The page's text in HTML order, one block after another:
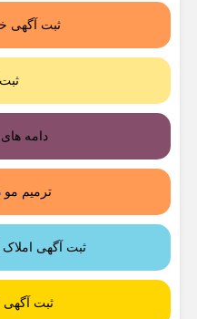
ثبت آگهی
ثبت
دامه
ترمیم
ثبت آگهی املاک
ثبت